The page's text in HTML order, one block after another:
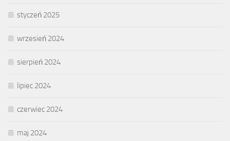
styczeń 2025
wrzesień 2024
sierpień 2024
lipiec 2024
czerwiec 2024
maj 2024